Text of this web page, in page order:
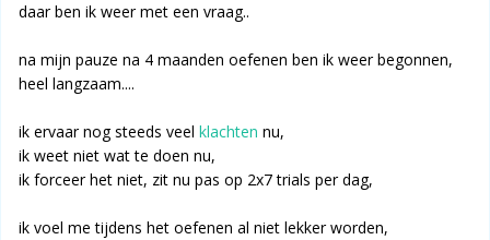
daar ben ik weer met een vraag..
na mijn pauze na 4 maanden oefenen ben ik weer begonnen,
heel langzaam....
ik ervaar nog steeds veel klachten nu,
ik weet niet wat te doen nu,
ik forceer het niet, zit nu pas op 2x7 trials per dag,
ik voel me tijdens het oefenen al niet lekker worden,